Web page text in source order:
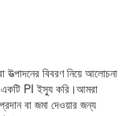
বিবরণ নিয়ে আলোচনা
একটি PI ইস্যু করি।আমরা
বা জমা দেওয়ার জন্য